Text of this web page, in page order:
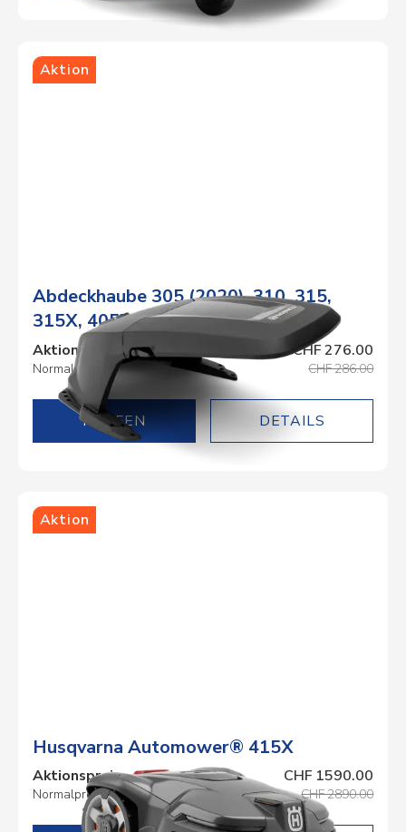
Aktion
Abdeckhaube 305 (2020), 310, 315,
315X, 405X, 415X
Aktionspreis CHF 276.00
Normalpreis CHF 286.00
DETAILS
Aktion
Husqvarna Automower® 415X
Aktionspreis CHF 1590.00
Normalpreis CHF 2890.00